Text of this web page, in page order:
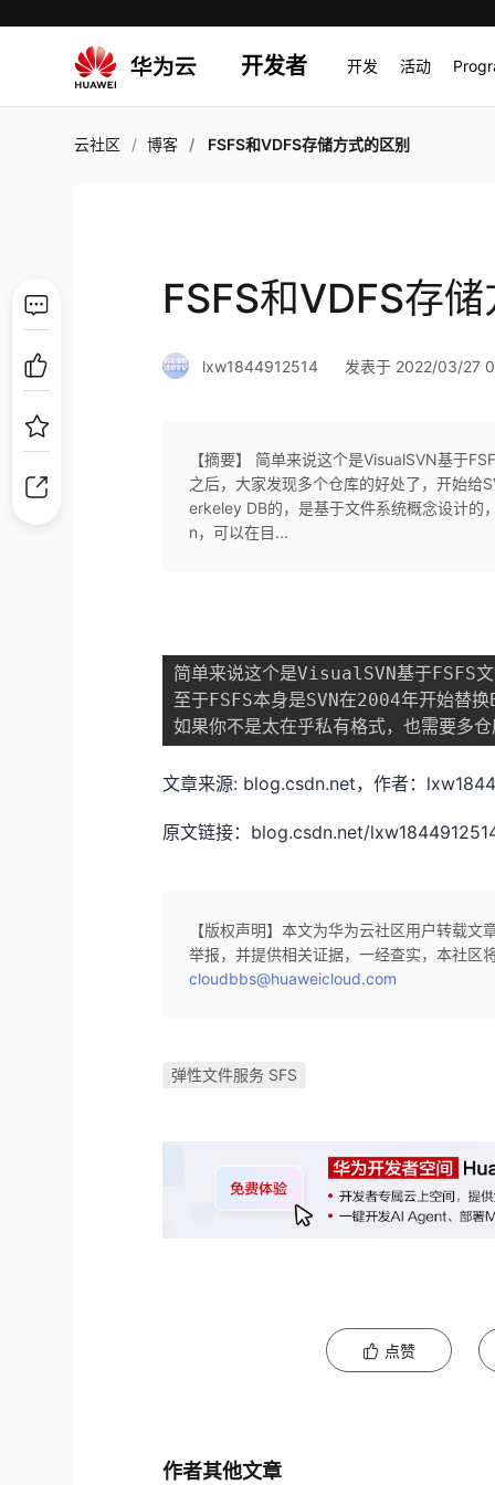
开发者 开发 活动
云社区 博客 FSFS和VDFS存储方式的区别
FSFS和VDFS存
lxw1844912514 发表于 2022/03/27
【摘要】 简单来说这个是VisualSVN基于
之后，大家发现多个仓库的好处了，开始给
erkeley DB的，是基于文件系统概念设计的
n，可以在目...
简单来说这个是VisualSVN基于FSFS文
至于FSFS本身是SVN在2004年开始
文章来源: blog.csdn.net，作者：
原文链接：blog.csdn.net/
【版权声明】本文为华为云社区用户转载
举报，并提供相关证据，一经查实，本社区
cloudbbs@huaweicloud.com
弹性文件服务 SFS
点赞
作者其他文章